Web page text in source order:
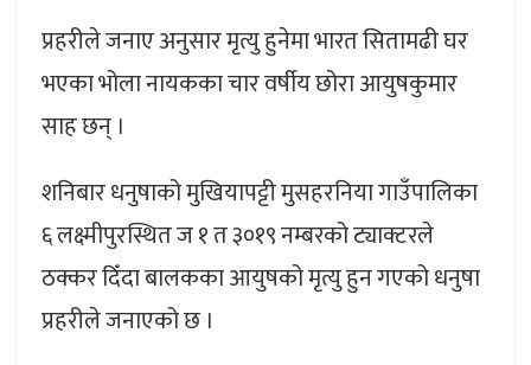
प्रहरीले जनाए अनुसार मृत्यु हुनेमा भारत सितामढी घर
भएका भोला नायकका चार वर्षीय छोरा आयुषकुमार
साह छन् ।
शनिबार धनुषाको मुखियापट्टी मुसहरनिया गाउँपालिका
६ लक्ष्मीपुरस्थित ज १ त ३०१९ नम्बरको ट्याक्टरले
ठक्कर दिँदा बालकका आयुषको मृत्यु हुन गएको धनुषा
प्रहरीले जनाएको छ ।